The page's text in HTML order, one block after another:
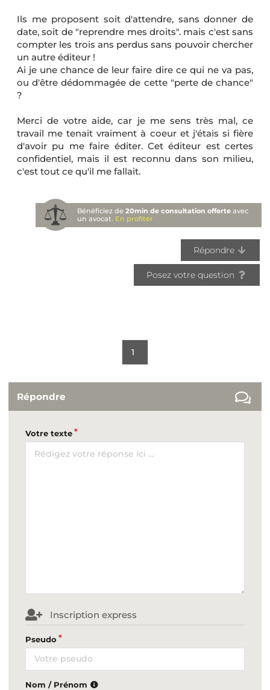
Ils me proposent soit d'attendre, sans donner de
date, soit de "reprendre mes droits". mais c'est sans
compter les trois ans perdus sans pouvoir chercher
un autre éditeur !
Ai je une chance de leur faire dire ce qui ne va pas,
ou d'être dédommagée de cette "perte de chance"
?
Merci de votre aide, car je me sens très mal, ce
travail me tenait vraiment à coeur et j'étais si fière
d'avoir pu me faire éditer. Cet éditeur est certes
confidentiel, mais il est reconnu dans son milieu,
c'est tout ce qu'il me fallait.
Bénéficiez de20min de consultation offerte avec
un avocat. En profiter
Répondre
Posez votre question
1
Répondre
Votre texte
Inscription express
Pseudo
Nom / Prénom